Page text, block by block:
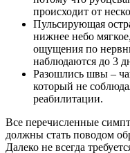
происходит от
Пульсирующая
нижнее небо
ощущения по
наблюдаются до 3
Разошлись швы –
который не
реабилитации.
Все перечисленные
должны стать поводом
Далеко не всегда